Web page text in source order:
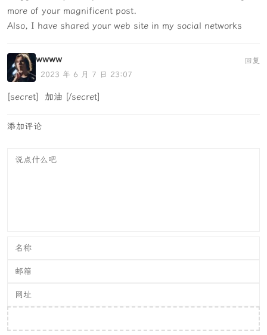
more of your magnificent post.
Also, I have shared your web site in my social networks
wwww
2023 年 6 月 7 日 23:07
[secret] 加油 [/secret]
回复
添加评论